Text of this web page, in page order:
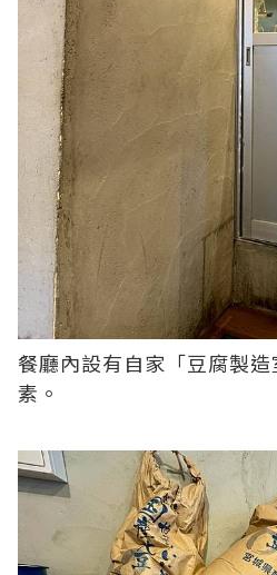
餐廳內設有自家「豆腐製
素。